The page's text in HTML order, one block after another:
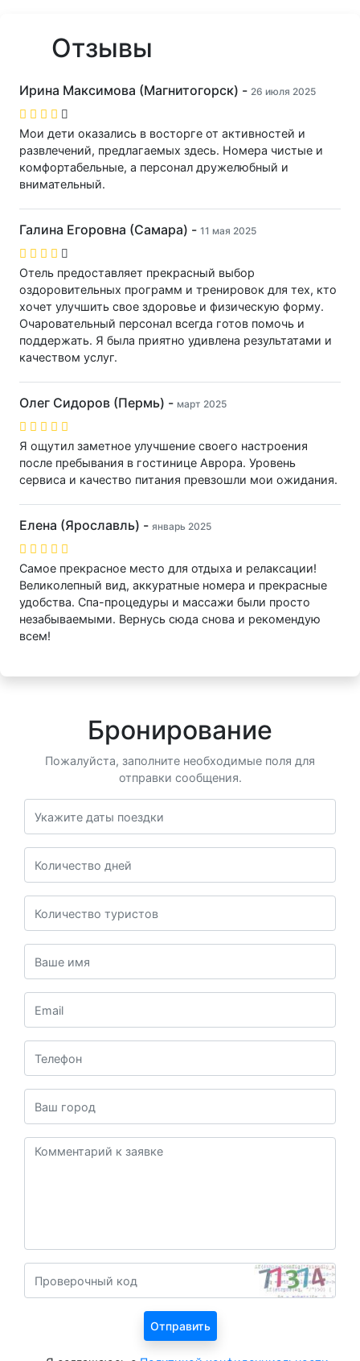
Отзывы
Ирина Максимова (Магнитогорск) - 26 июля 2025
Мои дети оказались в восторге от активностей и
развлечений, предлагаемых здесь. Номера чистые и
комфортабельные, а персонал дружелюбный и
внимательный.
Галина Егоровна (Самара) - 11 мая 2025
Отель предоставляет прекрасный выбор
оздоровительных программ и тренировок для тех, кто
хочет улучшить свое здоровье и физическую форму.
Очаровательный персонал всегда готов помочь и
поддержать. Я была приятно удивлена результатами и
качеством услуг.
Олег Сидоров (Пермь) - март 2025
Я ощутил заметное улучшение своего настроения
после пребывания в гостинице Аврора. Уровень
сервиса и качество питания превзошли мои ожидания.
Елена (Ярославль) - январь 2025
Самое прекрасное место для отдыха и релаксации!
Великолепный вид, аккуратные номера и прекрасные
удобства. Спа-процедуры и массажи были просто
незабываемыми. Вернусь сюда снова и рекомендую
всем!
Бронирование
Пожалуйста, заполните необходимые поля для
отправки сообщения.